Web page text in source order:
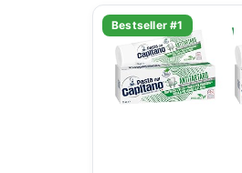
Bestseller #1